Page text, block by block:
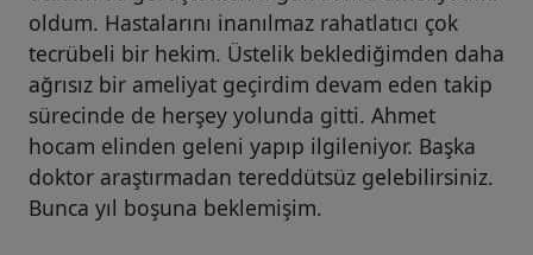
oldum. Hastalarını inanılmaz rahatlatıcı çok
tecrübeli bir hekim. Üstelik beklediğimden daha
ağrısız bir ameliyat geçirdim devam eden takip
sürecinde de herşey yolunda gitti. Ahmet
hocam elinden geleni yapıp ilgileniyor. Başka
doktor araştırmadan tereddütsüz gelebilirsiniz.
Bunca yıl boşuna beklemişim.